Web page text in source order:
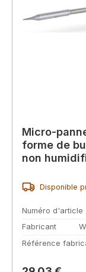
Micro-
forme de
non
Disponible
Numéro d'article
Fabricant
Référence